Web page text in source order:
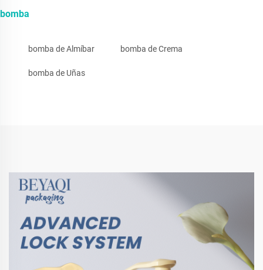
bomba
bomba de Almíbar bomba de Crema
bomba de Uñas